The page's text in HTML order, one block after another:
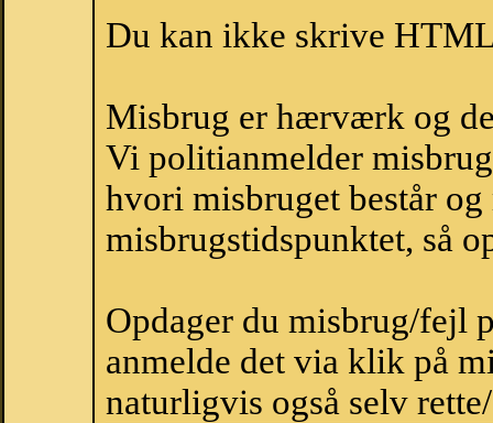
Du kan ikke skrive
Misbrug er hærværk og
Vi politianmelder
hvori misbruget består
misbrugstidspunktet, så
Opdager du misbrug/fejl
anmelde det via klik på
naturligvis også selv